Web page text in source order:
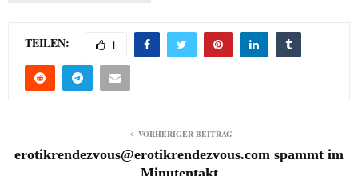
TEILEN: 1
VORHERIGER BEITRAG
erotikrendezvous@erotikrendezvous.com spammt im
Minutentakt